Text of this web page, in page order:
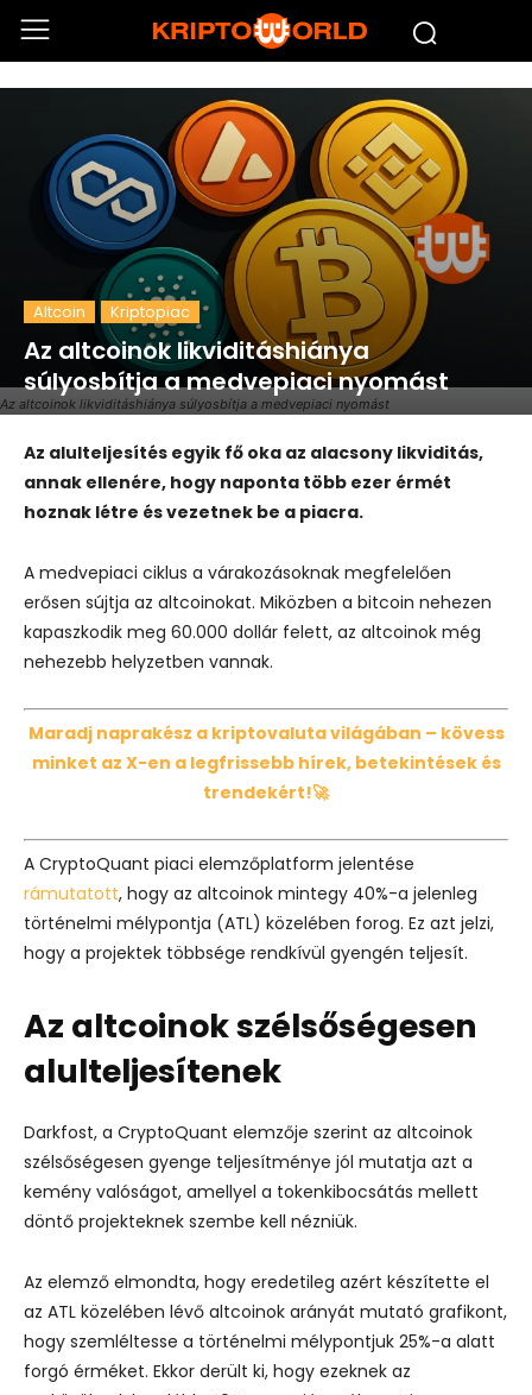
Az altcoinok likviditáshiánya súlyosbítja a medvepiaci nyomást
Altcoin Kriptopiac
Az altcoinok likviditáshiánya
súlyosbítja a medvepiaci nyomást
Az alulteljesítés egyik fő oka az alacsony likviditás,
annak ellenére, hogy naponta több ezer érmét
hoznak létre és vezetnek be a piacra.
A medvepiaci ciklus a várakozásoknak megfelelően
erősen sújtja az altcoinokat. Miközben a bitcoin nehezen
kapaszkodik meg 60.000 dollár felett, az altcoinok még
nehezebb helyzetben vannak.
Maradj naprakész a kriptovaluta világában – kövess
minket az X-en a legfrissebb hírek, betekintések és
trendekért!🚀
A CryptoQuant piaci elemzőplatform jelentése
rámutatott, hogy az altcoinok mintegy 40%-a jelenleg
történelmi mélypontja (ATL) közelében forog. Ez azt jelzi,
hogy a projektek többsége rendkívül gyengén teljesít.
Az altcoinok szélsőségesen
alulteljesítenek
Darkfost, a CryptoQuant elemzője szerint az altcoinok
szélsőségesen gyenge teljesítménye jól mutatja azt a
kemény valóságot, amellyel a tokenkibocsátás mellett
döntő projekteknek szembe kell nézniük.
Az elemző elmondta, hogy eredetileg azért készítette el
az ATL közelében lévő altcoinok arányát mutató grafikont,
hogy szemléltesse a történelmi mélypontjuk 25%-a alatt
forgó érméket. Ekkor derült ki, hogy ezeknek az